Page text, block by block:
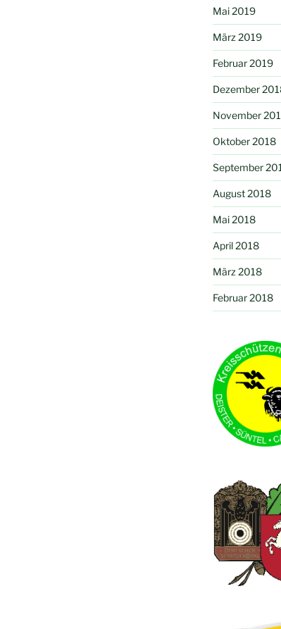
Mai 2019
März 2019
Februar 2019
Dezember
November
Oktober 2018
September
August 2018
Mai 2018
April 2018
März 2018
Februar 2018